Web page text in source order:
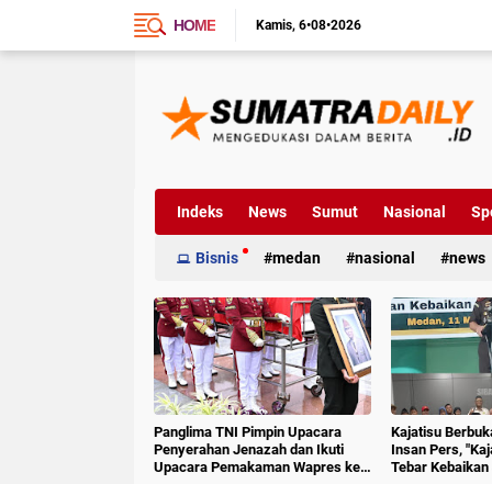
HOME Kamis 6•08•2026
Indeks News Sumut Nasional
Bisnis medan nasional news
Panglima TNI Pimpin Upacara
Penyerahan Jenazah dan Ikuti
Upacara Pemakaman Wapres ke-
Kajatisu
Insan Pers,
Tebar